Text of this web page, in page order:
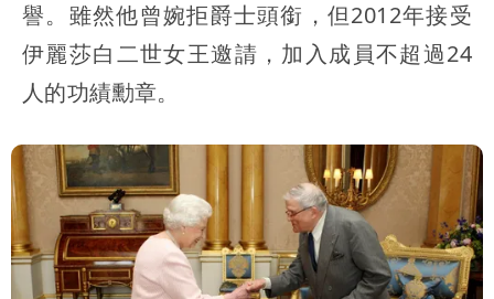
譽。雖然他曾婉拒爵士頭銜，但2012年接受
伊麗莎白二世女王邀請，加入成員不超過24
人的功績勳章。